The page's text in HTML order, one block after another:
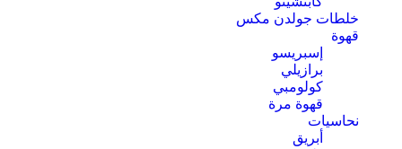
خلطات جولدن مكس
قهوة
إسبريسو
برازيلي
كولومبي
قهوة مرة
نحاسيات
أبريق